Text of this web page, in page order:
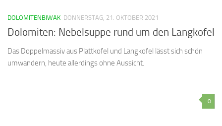
DOLOMITENBIWAK DONNERSTAG, 21. OKTOBER 2021
Dolomiten: Nebelsuppe rund um den Langkofel
Das Doppelmassiv aus Plattkofel und Langkofel lässt sich schön
umwandern, heute allerdings ohne Aussicht.
0